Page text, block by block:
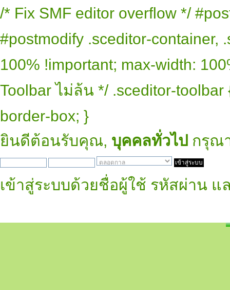
/* Fix SMF editor overflow */
#postmodify .sceditor-container,
100% !important; max-width:
Toolbar ไม่ล้น */ .sceditor-
border-box; }
ยินดีต้อนรับคุณ, บุคคลทั่วไป กรุณ
เข้าสู่ระบบด้วยชื่อผู้ใช้ รหัสผ่าน แ